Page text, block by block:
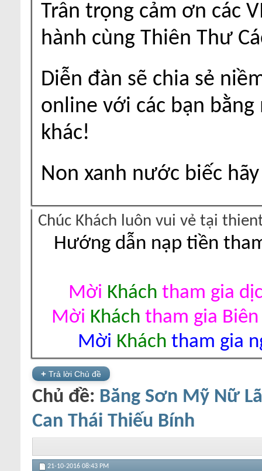
Trân trọng cảm ơn các
hành cùng Thiên Thư
Diễn đàn sẽ chia sẻ
online với các bạn
khác!
Non xanh nước biếc
Chúc Khách luôn vui vẻ tại
Hướng dẫn nạp tiền
Mời Khách tham gia
Mời Khách tham gia
Mời Khách tham gia
+ Trả lời Chủ đề
Chủ đề: Băng Sơn Mỹ Nữ
Can Thái Thiếu Bính
21-10-2016 08:43 PM